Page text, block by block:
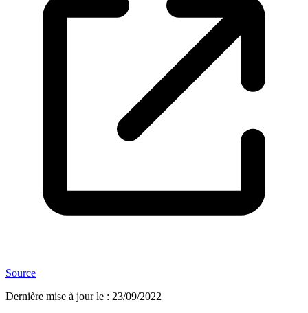
Source
Dernière mise à jour le : 23/09/2022